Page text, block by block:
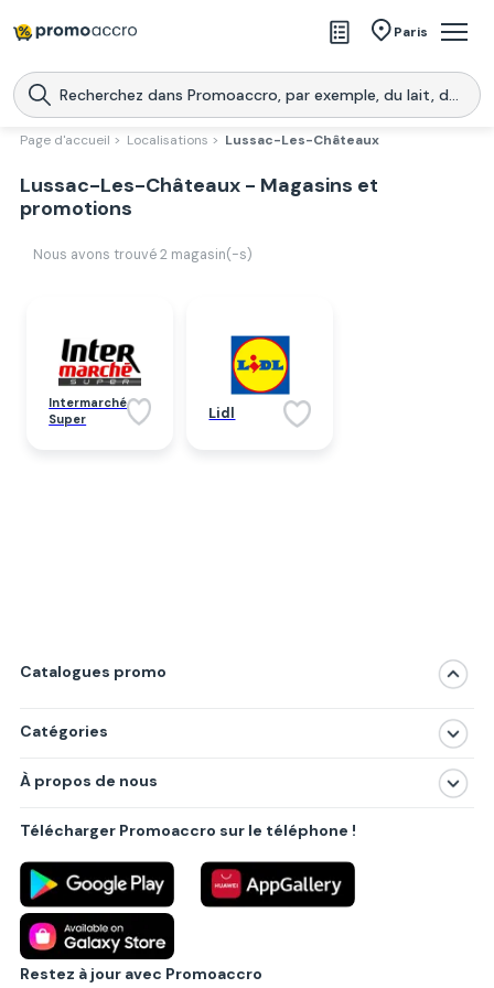
Paris
Magasins
Produits
Télécharge l’application
Promoaccro
Télécharger
Page d'accueil > Localisations > Lussac-Les-Châteaux
Lussac-Les-Châteaux - Magasins et
promotions
Nous avons trouvé 2 magasin(-s)
Intermarché
Super
Lidl
Catalogues promo
Catégories
Produits
Villes principales
À propos de nous
Politique de confidentialité
Règlements
Partenariat B2B
Blog
Contact
Télécharger Promoaccro sur le téléphone !
Restez à jour avec Promoaccro